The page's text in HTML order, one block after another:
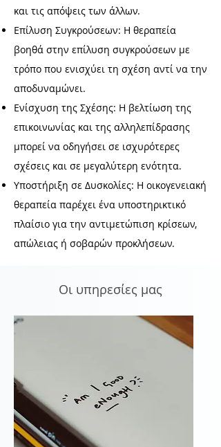
και τις απόψεις των άλλων.
Επίλυση Συγκρούσεων: Η θεραπεία
βοηθά στην επίλυση συγκρούσεων με
τρόπο που ενισχύει τη σχέση αντί να την
αποδυναμώνει.
Ενίσχυση της Σχέσης: Η βελτίωση της
επικοινωνίας και της αλληλεπίδρασης
μπορεί να οδηγήσει σε ισχυρότερες
σχέσεις και σε μεγαλύτερη ενότητα.
Υποστήριξη σε Δυσκολίες: Η οικογενειακή
θεραπεία παρέχει ένα υποστηρικτικό
πλαίσιο για την αντιμετώπιση κρίσεων,
απώλειας ή σοβαρών προκλήσεων.
Οι υπηρεσίες μας